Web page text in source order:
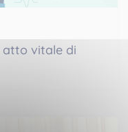
atto vitale di